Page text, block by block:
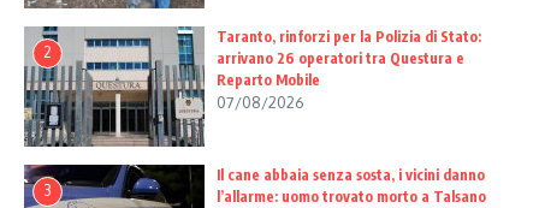
2
Taranto, rinforzi per la Polizia di Stato:
arrivano 26 operatori tra Questura e
Reparto Mobile
07/08/2026
3
Il cane abbaia senza sosta, i vicini danno
l’allarme: uomo trovato morto a Talsano